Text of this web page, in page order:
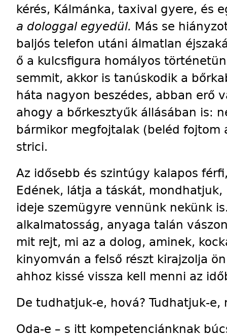
kérés, Kálmánka, taxival gyere, és
a dologgal egyedül. Más se
baljós telefon utáni álmatlan
ő a kulcsfigura homályos
semmit, akkor is tanúskodik a
háta nagyon beszédes, abban erő
ahogy a bőrkesztyűk állásában is:
bármikor megfojtalak (beléd
strici.
Az idősebb és szintúgy kalapos
Edének, látja a táskát,
ideje szemügyre vennünk nekünk
alkalmatosság, anyaga talán
mit rejt, mi az a dolog, aminek,
kinyomván a felső részt kirajzolja
ahhoz kissé vissza kell menni az
De tudhatjuk-e, hová? Tudhatjuk-e,
Oda-e – s itt kompetenciánknak